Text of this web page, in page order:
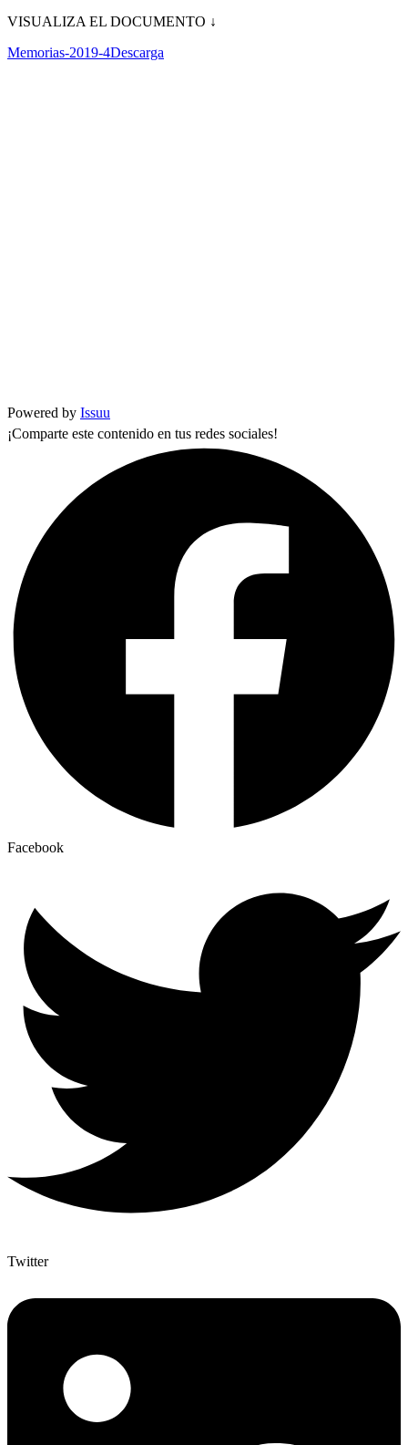
VISUALIZA EL DOCUMENTO ↓
Memorias-2019-4Descarga
Powered by Issuu
¡Comparte este contenido en tus redes sociales!
Facebook
Twitter